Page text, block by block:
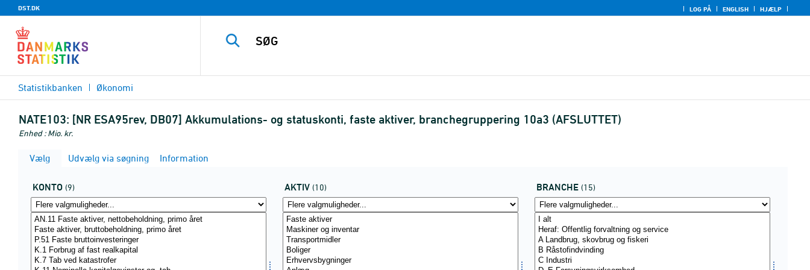
DST.DK LOG PÅ ENGLISH HJÆLP
Statistikbanken Økonomi
NATE103: [NR ESA95rev, DB07] Akkumulations- og statuskonti, faste aktiver, branchegruppering 10a3 (AFSLUTTET)
Enhed : Mio. kr.
Vælg Udvælg via søgning Information
KONTO (9) AKTIV (10) BRANCHE (15)